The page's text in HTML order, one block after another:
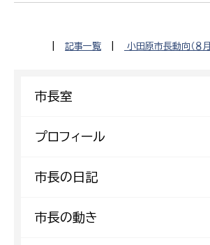
記事一覧 小田原市長動向（８月
市長室
プロフィール
市長の日記
市長の動き